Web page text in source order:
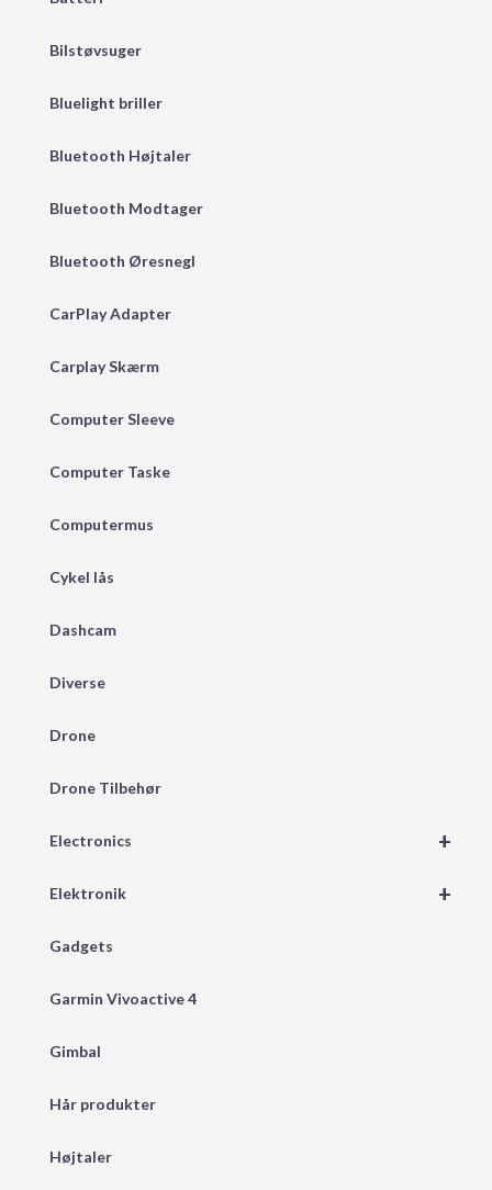
Bilstøvsuger
Bluelight briller
Bluetooth Højtaler
Bluetooth Modtager
Bluetooth Øresnegl
CarPlay Adapter
Carplay Skærm
Computer Sleeve
Computer Taske
Computermus
Cykel lås
Dashcam
Diverse
Drone
Drone Tilbehør
+
Electronics
+
Elektronik
Gadgets
Garmin Vivoactive 4
Gimbal
Hår produkter
Højtaler